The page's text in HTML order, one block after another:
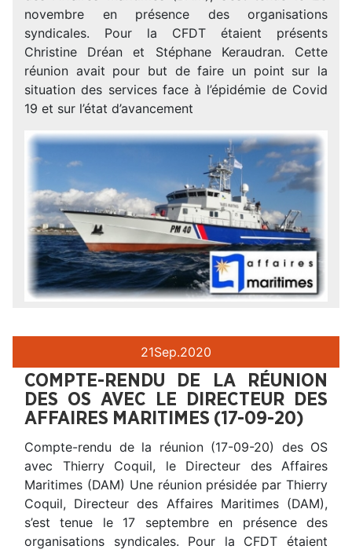
novembre en présence des organisations
syndicales. Pour la CFDT étaient présents
Christine Dréan et Stéphane Keraudran. Cette
réunion avait pour but de faire un point sur la
situation des services face à l’épidémie de Covid
19 et sur l’état d’avancement
21Sep.2020
COMPTE-RENDU DE LA RÉUNION
DES OS AVEC LE DIRECTEUR DES
AFFAIRES MARITIMES (17-09-20)
Compte-rendu de la réunion (17-09-20) des OS
avec Thierry Coquil, le Directeur des Affaires
Maritimes (DAM) Une réunion présidée par Thierry
Coquil, Directeur des Affaires Maritimes (DAM),
s’est tenue le 17 septembre en présence des
organisations syndicales. Pour la CFDT étaient